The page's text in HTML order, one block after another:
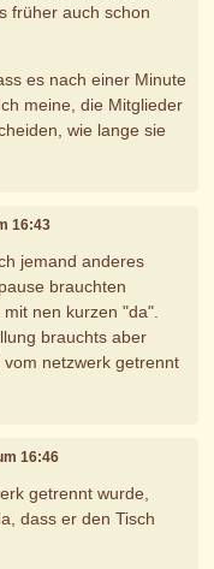
früher auch schon
es nach einer Minute
meine, die Mitglieder
wie lange sie
16:43
jemand anderes
brauchten
nen kurzen "da".
brauchts aber
netzwerk getrennt
16:46
getrennt wurde,
dass er den Tisch